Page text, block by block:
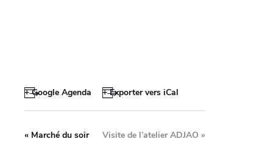
+ Google Agenda + Exporter vers iCal
« Marché du soir Visite de l’atelier ADJAO »